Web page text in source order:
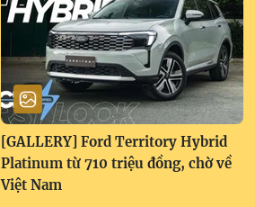
[GALLERY] Ford Territory Hybrid
Platinum từ 710 triệu đồng, chờ về
Việt Nam